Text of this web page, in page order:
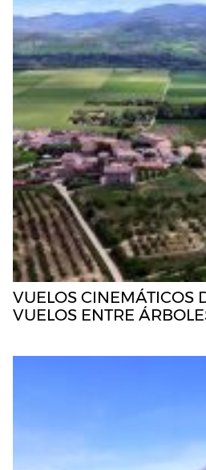
VUELOS CINEMÁTICOS
VUELOS ENTRE